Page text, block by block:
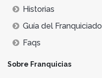
Historias
Guía del Franquiciado
Faqs
Sobre Franquicias